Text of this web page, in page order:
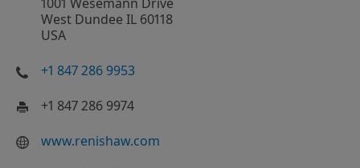
West Dundee IL 60118
USA
+1 847 286 9953
+1 847 286 9974
www.renishaw.com